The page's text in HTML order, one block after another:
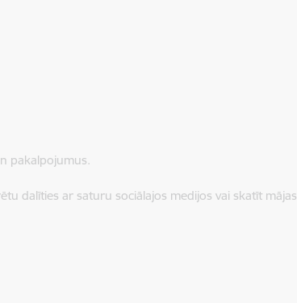
pakalpojumus.
dalīties ar saturu sociālajos medijos vai skatīt